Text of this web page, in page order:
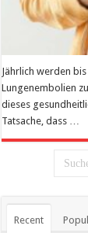
Jährlich werden
Lungenembolien
dieses
Tatsache, dass …
Recent